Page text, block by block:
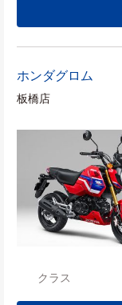
ホンダグロム
板橋店
クラス